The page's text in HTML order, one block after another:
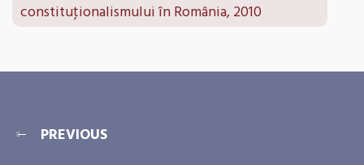
constituţionalismului în România, 2010
PREVIOUS